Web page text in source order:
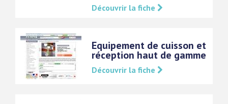
Découvrir la fiche
Equipement de cuisson et
réception haut de gamme
Découvrir la fiche